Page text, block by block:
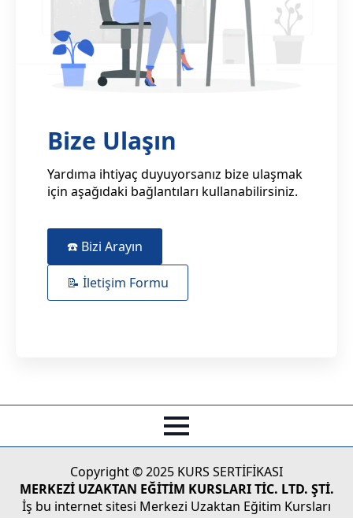
Bize Ulaşın
Yardıma ihtiyaç duyuyorsanız bize ulaşmak
için aşağıdaki bağlantıları kullanabilirsiniz.
☎️ Bizi Arayın
📝 İletişim Formu
Copyright © 2025 KURS SERTİFİKASI
MERKEZİ UZAKTAN EĞİTİM KURSLARI TİC. LTD. ŞTİ.
İş bu internet sitesi Merkezi Uzaktan Eğitim Kursları